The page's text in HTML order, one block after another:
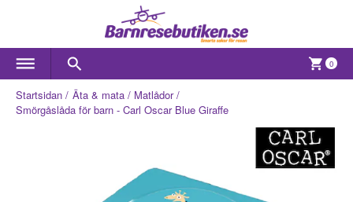
0
Startsidan Äta & mata
Matlådor
Smörgåslåda för barn - Carl Oscar Blue Giraffe